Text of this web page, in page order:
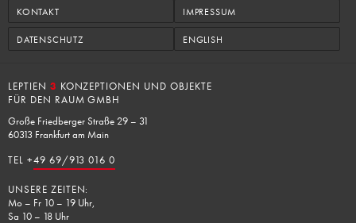
KONTAKT IMPRESSUM
DATENSCHUTZ ENGLISH
LEPTIEN 3 KONZEPTIONEN UND OBJEKTE
FÜR DEN RAUM GMBH
Große Friedberger Straße 29 – 31
60313 Frankfurt am Main
TEL +49 69/913 016 0
UNSERE ZEITEN:
Mo – Fr 10 – 19 Uhr,
Sa 10 – 18 Uhr